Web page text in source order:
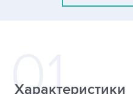
Характеристики